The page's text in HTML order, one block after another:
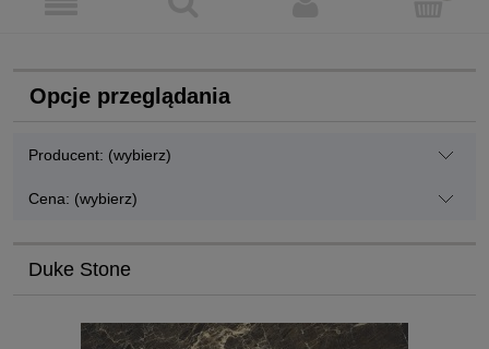
Opcje przeglądania
Producent: (wybierz)
Cena: (wybierz)
Duke Stone